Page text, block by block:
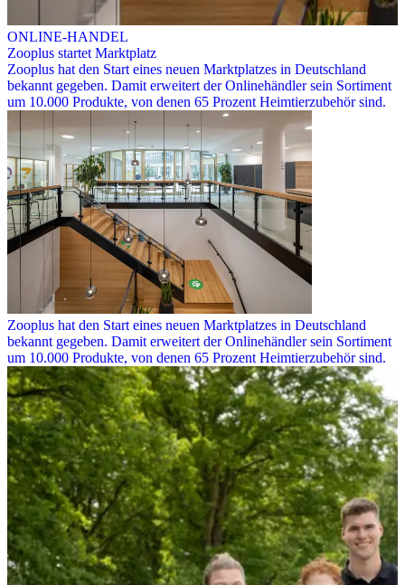
ONLINE-HANDEL
Zooplus startet Marktplatz
Zooplus hat den Start eines neuen Marktplatzes in Deutschland
bekannt gegeben. Damit erweitert der Onlinehändler sein Sortiment
um 10.000 Produkte, von denen 65 Prozent Heimtierzubehör sind.
Zooplus hat den Start eines neuen Marktplatzes in Deutschland
bekannt gegeben. Damit erweitert der Onlinehändler sein Sortiment
um 10.000 Produkte, von denen 65 Prozent Heimtierzubehör sind.